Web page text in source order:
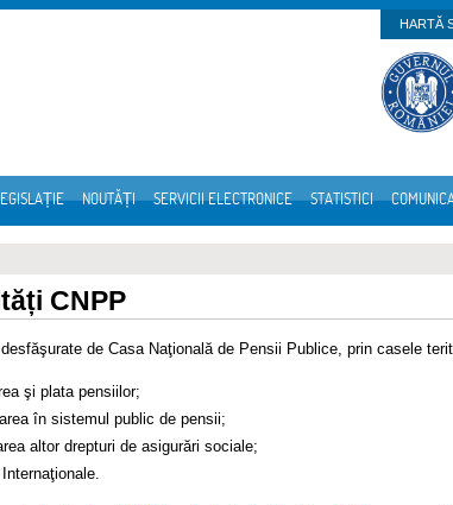
HARTĂ
NOUTĂȚI SERVICII ELECTRONICE STATISTICI
CNPP
de Casa Naţională de Pensii Publice, prin casele
şi plata pensiilor;
în sistemul public de pensii;
altor drepturi de asigurări sociale;